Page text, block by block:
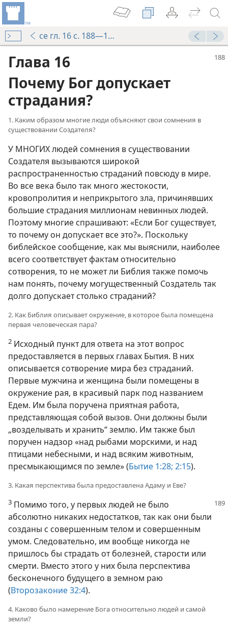
ce гл. 16 с. 188—198
Глава 16
Почему Бог допускает
страдания?
1. Каким образом многие люди объясняют свои сомнения в
существовании Создателя?
У МНОГИХ людей сомнения в существовании
Создателя вызываются широкой
распространенностью страданий повсюду в мире.
Во все века было так много жестокости,
кровопролития и неприкрытого зла, причинявших
большие страдания миллионам невинных людей.
Поэтому многие спрашивают: «Если Бог существует,
то почему он допускает все это?». Поскольку
библейское сообщение, как мы выяснили, наиболее
всего соответствует фактам относительно
сотворения, то не может ли Библия также помочь
нам понять, почему могущественный Создатель так
долго допускает столько страданий?
2. Как Библия описывает окружение, в которое была помещена
первая человеческая пара?
2 Исходный пункт для ответа на этот вопрос
предоставляется в первых главах Бытия. В них
описывается сотворение мира без страданий.
Первые мужчина и женщина были помещены в
окружение рая, в красивый парк под названием
Едем. Им была поручена приятная работа,
представляющая собой вызов. Они должны были
„возделывать и хранить“ землю. Им также был
поручен надзор «над рыбами морскими, и над
птицами небесными, и над всяким животным,
пресмыкающимся по земле» (Бытие 1:28; 2:15).
3. Какая перспектива была предоставлена Адаму и Еве?
3 Помимо того, у первых людей не было
абсолютно никаких недостатков, так как они были
созданы с совершенным телом и совершенным
умом. Следовательно, им вообще никогда не
пришлось бы страдать от болезней, старости или
смерти. Вместо этого у них была перспектива
бесконечного будущего в земном раю
(Второзаконие 32:4).
4. Каково было намерение Бога относительно людей и самой
земли?